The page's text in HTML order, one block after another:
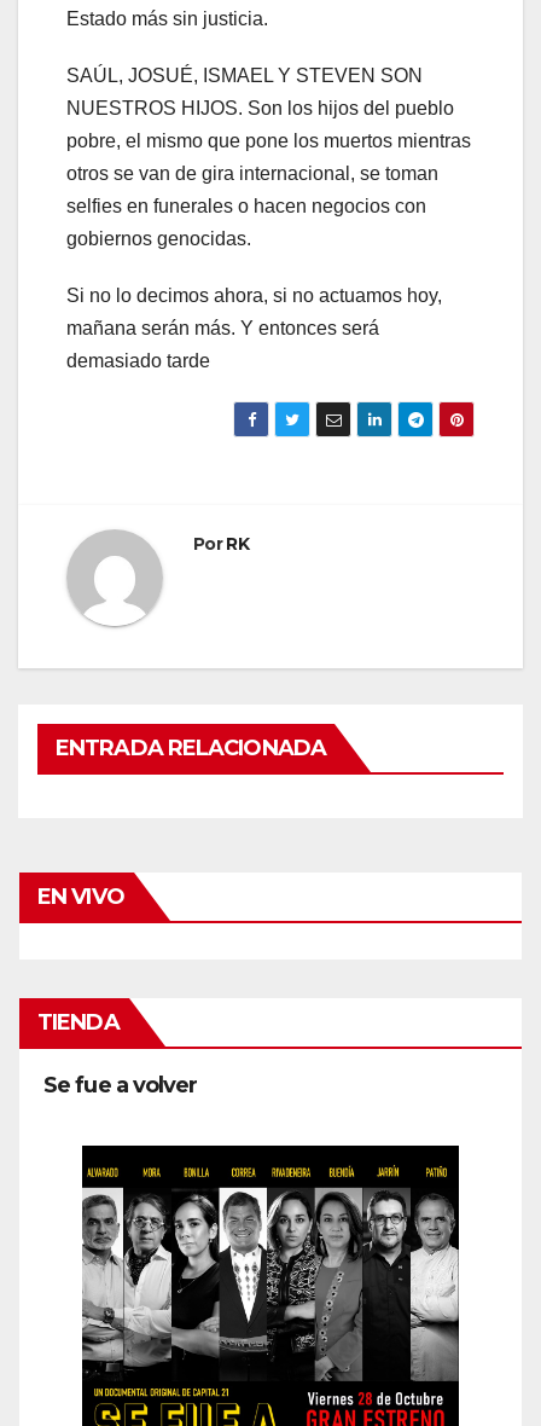
Estado más sin justicia.
SAÚL, JOSUÉ, ISMAEL Y STEVEN SON
NUESTROS HIJOS. Son los hijos del pueblo
pobre, el mismo que pone los muertos mientras
otros se van de gira internacional, se toman
selfies en funerales o hacen negocios con
gobiernos genocidas.
Si no lo decimos ahora, si no actuamos hoy,
mañana serán más. Y entonces será
demasiado tarde
PorRK
ENTRADA RELACIONADA
EN VIVO
TIENDA
Se fue a volver